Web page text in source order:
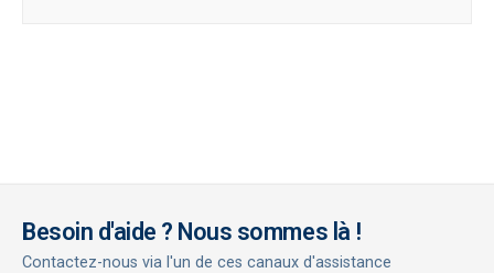
Besoin d'aide ? Nous sommes là !
Contactez-nous via l'un de ces canaux d'assistance